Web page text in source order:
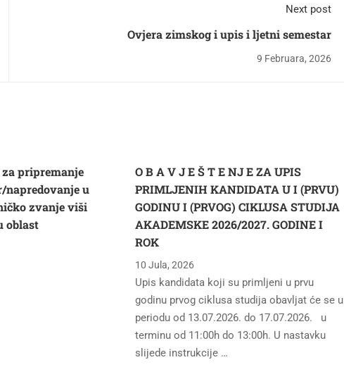
Next post
Ovjera zimskog i upis i ljetni semestar
9 Februara, 2026
pripremanje
napredovanje u
zvanje viši
oblast
O B A V J E Š T E NJ E ZA UPIS
PRIMLJENIH KANDIDATA U I (PRVU)
GODINU I (PRVOG) CIKLUSA STUDIJA
AKADEMSKE 2026/2027. GODINE I
ROK
10 Jula, 2026
Upis kandidata koji su primljeni u prvu
godinu prvog ciklusa studija obavljat će se u
periodu od 13.07.2026. do 17.07.2026. u
terminu od 11:00h do 13:00h. U nastavku
slijede instrukcije …